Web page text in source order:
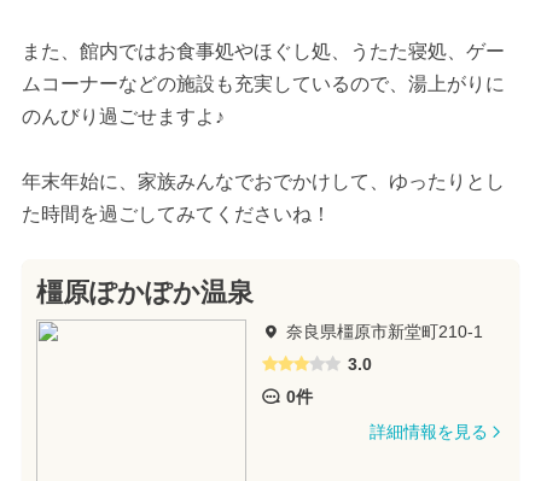
また、館内ではお食事処やほぐし処、うたた寝処、ゲー
ムコーナーなどの施設も充実しているので、湯上がりに
のんびり過ごせますよ♪
年末年始に、家族みんなでおでかけして、ゆったりとし
た時間を過ごしてみてくださいね！
橿原ぽかぽか温泉
奈良県橿原市新堂町210-1
3.0
0件
詳細情報を見る